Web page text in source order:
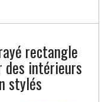
rectangle
des intérieurs
stylés